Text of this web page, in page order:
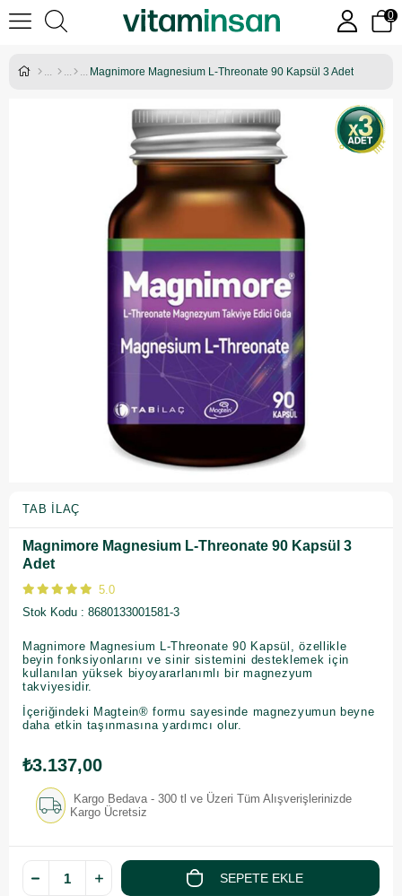
0
Magnimore Magnesium L-Threonate 90 Kapsül 3 Adet
TAB İLAÇ
Magnimore Magnesium L-Threonate 90 Kapsül 3
Adet
5.0
Stok Kodu
8680133001581-3
Magnimore Magnesium L-Threonate 90 Kapsül, özellikle
beyin fonksiyonlarını ve sinir sistemini desteklemek için
kullanılan yüksek biyoyararlanımlı bir magnezyum
takviyesidir.
İçeriğindeki Magtein® formu sayesinde magnezyumun beyne
daha etkin taşınmasına yardımcı olur.
₺3.137,00
Kargo Bedava - 300 tl ve Üzeri Tüm Alışverişlerinizde
Kargo Ücretsiz